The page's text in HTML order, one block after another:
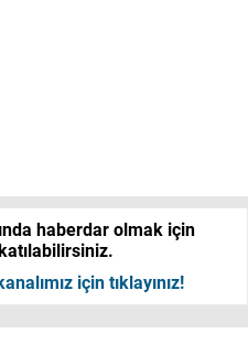
haberdar olmak için
için tıklayınız!